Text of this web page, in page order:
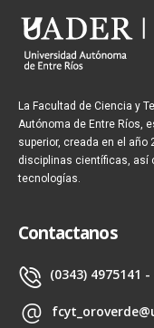
La Facultad de Ciencia y
Autónoma de Entre Ríos,
superior, creada en el
disciplinas científicas, así
tecnologías.
Contactanos
(0343) 4975141